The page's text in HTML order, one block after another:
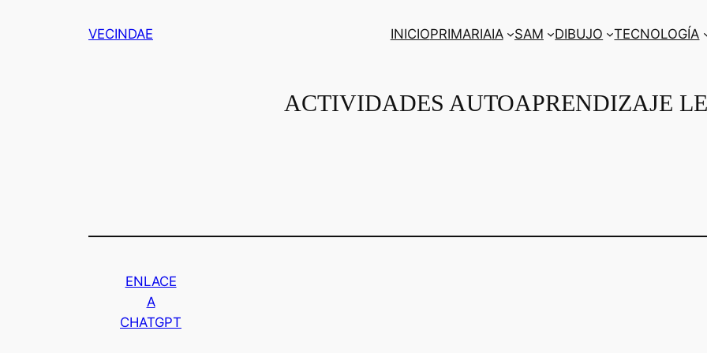
VECINDAE INICIOPRIMARIAIA SAM DIBUJO TECNOLOGÍA
ACTIVIDADES AUTOAPRENDIZAJE
ENLACE
A
CHATGPT